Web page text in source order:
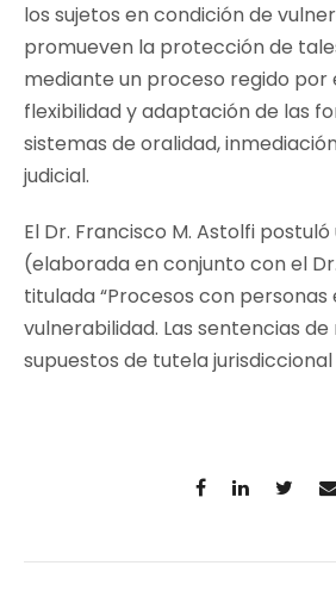
los sujetos en condición de
promueven la protección de
mediante un proceso regido por
flexibilidad y adaptación de las
sistemas de oralidad,
judicial.
El Dr. Francisco M. Astolfi
(elaborada en conjunto con el Dr.
titulada “Procesos con personas
vulnerabilidad. Las sentencias
supuestos de tutela